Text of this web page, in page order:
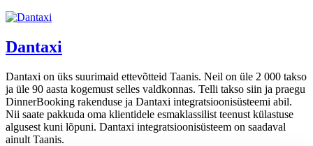
Dantaxi
Dantaxi on üks suurimaid ettevõtteid Taanis. Neil on üle 2 000 takso
ja üle 90 aasta kogemust selles valdkonnas. Telli takso siin ja praegu
DinnerBooking rakenduse ja Dantaxi integratsioonisüsteemi abil.
Nii saate pakkuda oma klientidele esmaklassilist teenust külastuse
algusest kuni lõpuni. Dantaxi integratsioonisüsteem on saadaval
ainult Taanis.